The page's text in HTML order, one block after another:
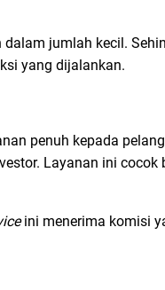
jumlah kecil.
yang dijalankan.
penuh kepada
Layanan ini
ini menerima komisi